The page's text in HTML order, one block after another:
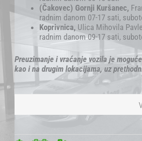
(Čakovec) Gornji Kuršanec,
radnim danom 07-17 sati,
Koprivnica, Ulica Mihovila
radnim danom 09-17 sati,
Preuzimanje i vraćanje vozila je
kao i na drugim lokacijama, uz